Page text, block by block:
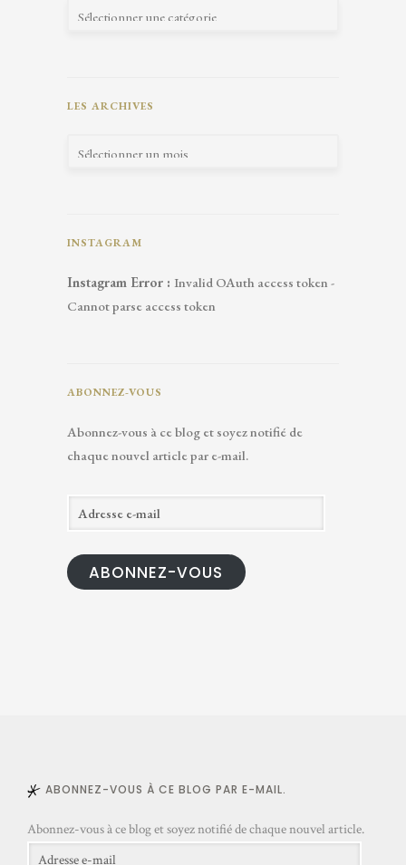
LES ARCHIVES
INSTAGRAM
Instagram Error : Invalid OAuth access token -
Cannot parse access token
ABONNEZ-VOUS
Abonnez-vous à ce blog et soyez notifié de
chaque nouvel article par e-mail.
d
e
l
ABONNEZ-VOUS
ABONNEZ-VOUS À CE BLOG PAR E-MAIL.
Abonnez-vous à ce blog et soyez notifié de chaque nouvel article.
Adresse